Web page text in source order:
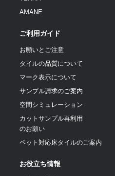
AMANE
ご利用ガイド
お願いとご注意
タイルの品質について
マーク表示について
サンプル請求のご案内
空間シミュレーション
カットサンプル再利用
のお願い
ペット対応床タイルのご案内
お役立ち情報